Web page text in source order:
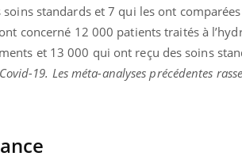
standards et 7 qui les ont comparées
concerné 12 000 patients traités à
et 13 000 qui ont reçu des soins
19. Les méta-analyses précédentes